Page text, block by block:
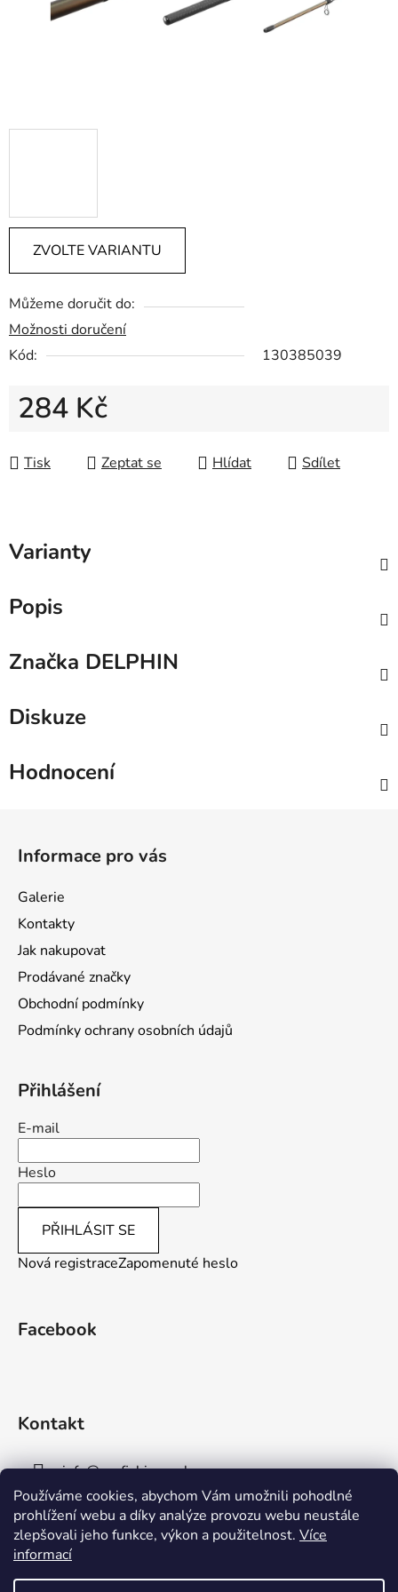
Používáme cookies, abychom Vám umožnili pohodlné
prohlížení webu a díky analýze provozu webu neustále
zlepšovali jeho funkce, výkon a použitelnost. Více
informací
ZVOLTE VARIANTU
Můžeme doručit do:
Možnosti doručení
Kód:
130385039
284 Kč
Tisk
Zeptat se Hlídat Sdílet
Varianty
Popis
Značka DELPHIN
Diskuze
Hodnocení
Informace pro vás
Galerie
Kontakty
Jak nakupovat
Prodávané značky
Obchodní podmínky
Podmínky ochrany osobních údajů
Přihlášení
E-mail
Heslo
PŘIHLÁSIT SE
Nová registraceZapomenuté heslo
Facebook
Kontakt
info@aaafishingpraha.cz
778 011 878